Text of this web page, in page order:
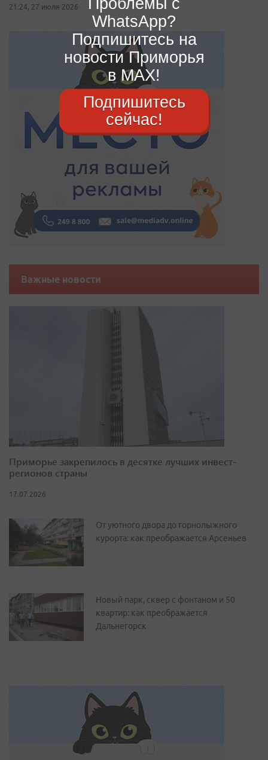
21:24, 27 июля 2026
Важные новости
Приморье закрепилось в десятке лучших инвест-
регионов страны
17.07.2026
От уютного двора до горнолыжного
курорта: как преображается Арсеньев
Новый парк, сквер с фонтаном и 50
квартир: как преображается
Дальнегорск
WhatsApp?
Подпишитесь на
новости Приморья
в MAX!
Подпишитесь
сейчас!